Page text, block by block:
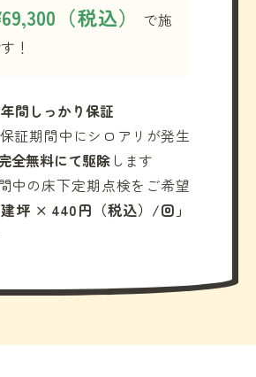
（税込）
で施
！
間しっかり保証
証期間中にシロアリが発生
全無料にて駆除 します
中の床下定期点検をご希望
建坪 × 440円（税込）/回」